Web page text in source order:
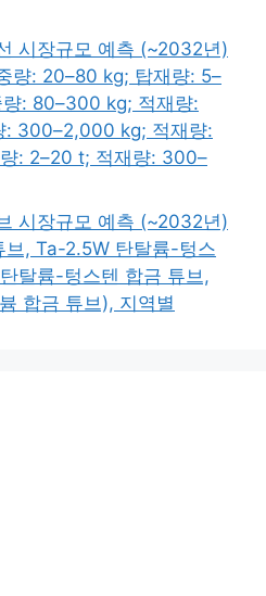
시장규모 예측 (~2032년)
량: 20–80 kg; 탑재량: 5–
: 80–300 kg; 적재량:
: 300–2,000 kg; 적재량:
: 2–20 t; 적재량: 300–
시장규모 예측 (~2032년)
브, Ta-2.5W 탄탈륨-텅스
탈륨-텅스텐 합금 튜브,
합금 튜브), 지역별